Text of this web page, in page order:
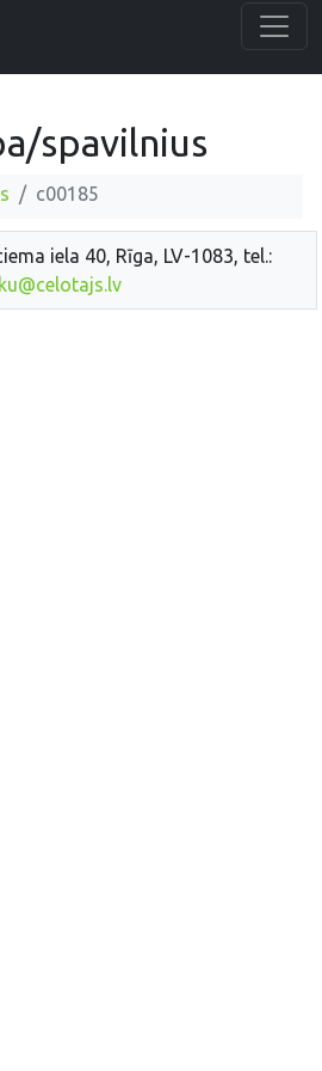
spavilnius
c00185
iela 40, Rīga, LV-1083, tel.: